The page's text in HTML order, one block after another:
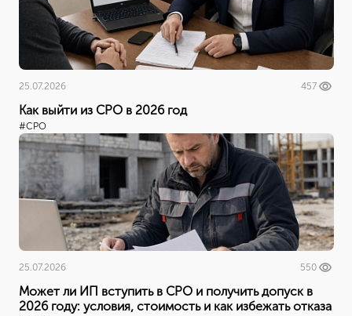
25.07.2026 457
Как выйти из СРО в 2026 год
#СРО
25.07.2026 550
Может ли ИП вступить в СРО и получить допуск в
2026 году: условия, стоимость и как избежать отказа